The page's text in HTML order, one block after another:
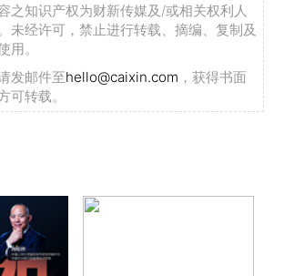
之知识产权为财新传媒及/或相关权利人
未经许可，禁止进行转载、摘编、复制及
用。
发邮件至hello@caixin.com ，获得书面
可转载。